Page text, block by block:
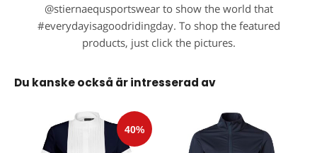
@stiernaequsportswear to show the world that
#everydayisagoodridingday. To shop the featured
products, just click the pictures.
Du kanske också är intresserad av